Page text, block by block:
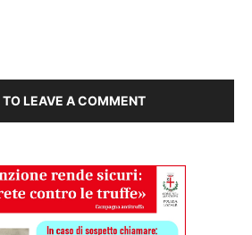
TO LEAVE A COMMENT